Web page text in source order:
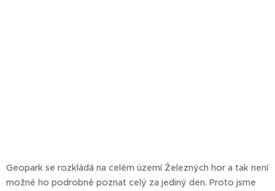
Geopark se rozkládá na celém území Železných hor a tak není
možné ho podrobně poznat celý za jediný den. Proto jsme